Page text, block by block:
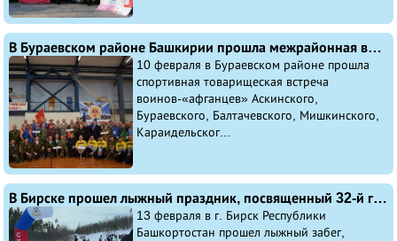
В Бураевском районе Башкирии прошла межрайонная встреча ветеранов-«афганцев», посвященная 32-й годовщине вывода Ограниченного контингента Советских Войск из Афганистана
10 февраля в Бураевском районе прошла
спортивная товарищеская встреча
воинов-«афганцев» Аскинского,
Бураевского, Балтачевского, Мишкинского,
Караидельског...
В Бирске прошел лыжный праздник, посвященный 32-й годовщине вывода Ограниченного контингента Советских Войск из Афганистана
13 февраля в г. Бирск Республики
Башкортостан прошел лыжный забег,